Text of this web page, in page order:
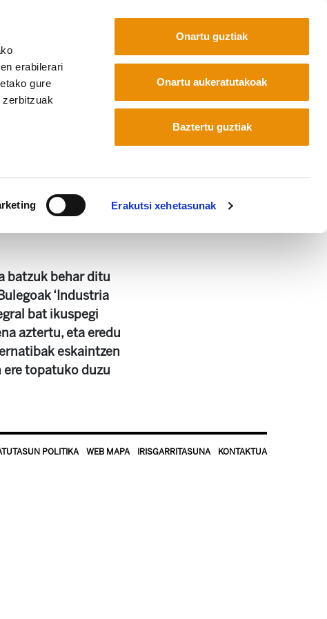
erabilerari
gure
zerbitzuak
Erakutsi xehetasunak
Onartu guztiak
Onartu aukeratutakoak
Baztertu guztiak
zerbitzura
zerbitzura
batzuk behar ditu
‘Industria
bat ikuspegi
aztertu, eta eredu
eskaintzen
ere topatuko duzu
POLITIKA WEB MAPA IRISGARRITASUNA KONTAKTUA